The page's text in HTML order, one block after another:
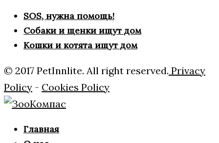
SOS, нужна помощь!
Собаки и щенки ищут дом
Кошки и котята ищут дом
© 2017 PetInnlite. All right reserved. Privacy
Policy - Cookies Policy
Главная